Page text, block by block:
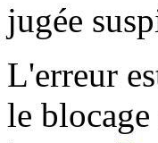
jugée
L'erreur
le